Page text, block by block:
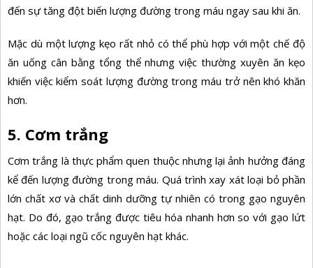
đến sự tăng đột biến lượng đường trong máu ngay sau khi ăn.
Mặc dù một lượng kẹo rất nhỏ có thể phù hợp với một chế độ
ăn uống cân bằng tổng thể nhưng việc thường xuyên ăn kẹo
khiến việc kiểm soát lượng đường trong máu trở nên khó khăn
hơn.
5. Cơm trắng
Cơm trắng là thực phẩm quen thuộc nhưng lại ảnh hưởng đáng
kể đến lượng đường trong máu. Quá trình xay xát loại bỏ phần
lớn chất xơ và chất dinh dưỡng tự nhiên có trong gạo nguyên
hạt. Do đó, gạo trắng được tiêu hóa nhanh hơn so với gạo lứt
hoặc các loại ngũ cốc nguyên hạt khác.